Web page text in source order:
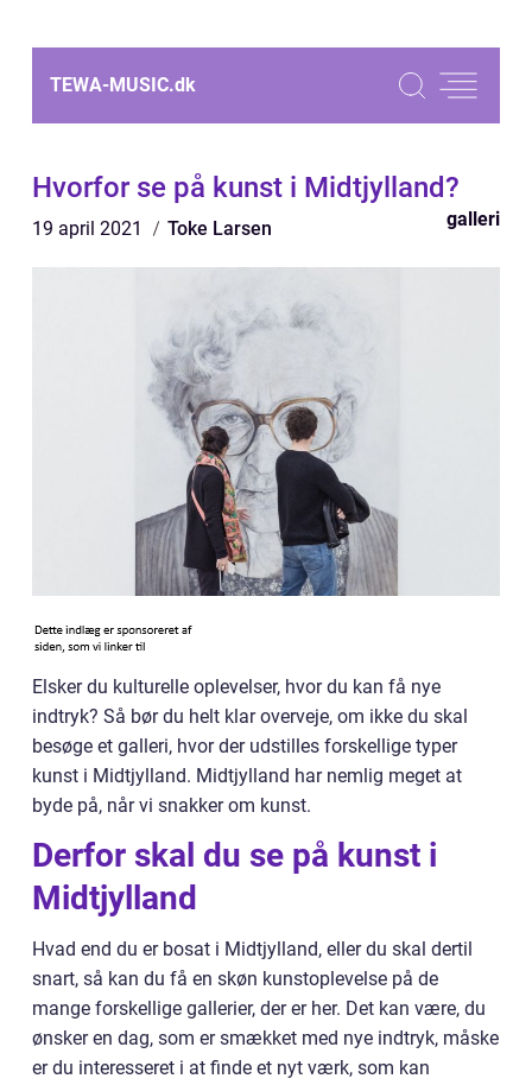
TEWA-MUSIC.dk
Hvorfor se på kunst i Midtjylland?
19 april 2021 Toke Larsen galleri
Elsker du kulturelle oplevelser, hvor du kan få nye
indtryk? Så bør du helt klar overveje, om ikke du skal
besøge et galleri, hvor der udstilles forskellige typer
kunst i Midtjylland. Midtjylland har nemlig meget at
byde på, når vi snakker om kunst.
Derfor skal du se på kunst i
Midtjylland
Hvad end du er bosat i Midtjylland, eller du skal dertil
snart, så kan du få en skøn kunstoplevelse på de
mange forskellige gallerier, der er her. Det kan være, du
ønsker en dag, som er smækket med nye indtryk, måske
er du interesseret i at finde et nyt værk, som kan